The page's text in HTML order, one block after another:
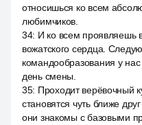
относишься ко всем
любимчиков.
34: И ко всем проявляешь
вожатского сердца.
командообразования у
день смены.
35: Проходит верёвочный
становятся чуть ближе
они знакомы с базовыми